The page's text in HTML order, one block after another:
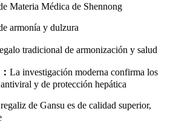
Materia Médica de Shennong
armonía y dulzura
tradicional de armonización y salud
： La investigación moderna confirma los
y de protección hepática
de Gansu es de calidad superior,